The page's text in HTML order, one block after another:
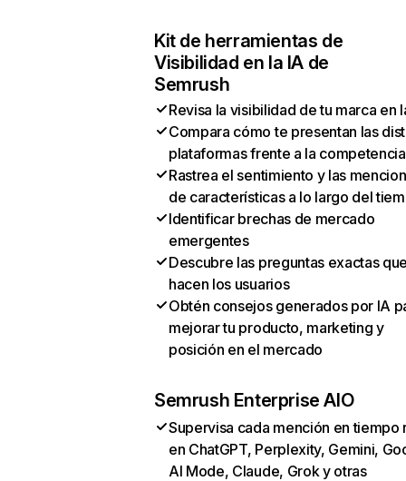
Kit de herramientas de
Visibilidad en la IA de
Semrush
Revisa la visibilidad de tu marca en
Compara cómo te presentan las
plataformas frente a la competencia
Rastrea el sentimiento y las
de características a lo largo del
Identificar brechas de mercado
emergentes
Descubre las preguntas exactas
hacen los usuarios
Obtén consejos generados por IA
mejorar tu producto, marketing y
posición en el mercado
Semrush Enterprise AIO
Supervisa cada mención en tiempo
en ChatGPT, Perplexity, Gemini,
AI Mode, Claude, Grok y otras